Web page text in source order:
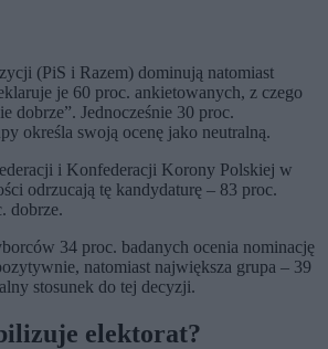
(PiS i Razem) dominują natomiast
je 60 proc. ankietowanych, z czego
dobrze”. Jednocześnie 30 proc.
określa swoją ocenę jako neutralną.
i Konfederacji Korony Polskiej w
odrzucają tę kandydaturę – 83 proc.
dobrze.
34 proc. badanych ocenia nominację
natomiast największa grupa – 39
stosunek do tej decyzji.
elektorat?